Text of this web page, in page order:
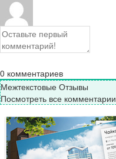
0 комментариев
Межтекстовые Отзывы
Посмотреть все комментарии